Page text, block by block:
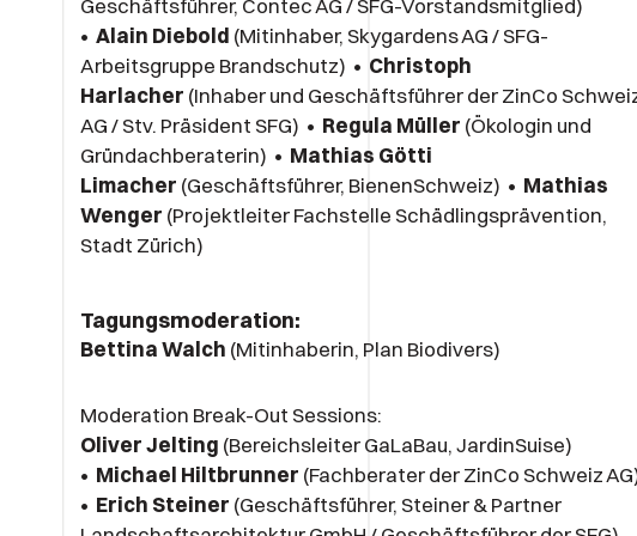
Geschäftsführer, Contec AG / SFG-Vorstandsmitglied)
• Alain Diebold (Mitinhaber, Skygardens AG / SFG-
Arbeitsgruppe Brandschutz) • Christoph
Harlacher (Inhaber und Geschäftsführer der ZinCo
AG / Stv. Präsident SFG) • Regula Müller (Ökologin und
Gründachberaterin) • Mathias Götti
Limacher (Geschäftsführer, BienenSchweiz) • Mathias
Wenger (Projektleiter Fachstelle Schädlingsprävention,
Stadt Zürich)
Tagungsmoderation:
Bettina Walch (Mitinhaberin, Plan Biodivers)
Moderation Break-Out Sessions:
Oliver Jelting (Bereichsleiter GaLaBau, JardinSuise)
• Michael Hiltbrunner (Fachberater der ZinCo Schweiz
• Erich Steiner (Geschäftsführer, Steiner & Partner